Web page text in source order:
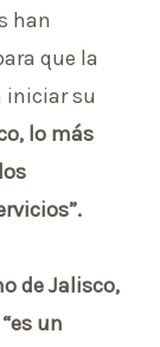
han
que la
iniciar su
lo más
de Jalisco,
un